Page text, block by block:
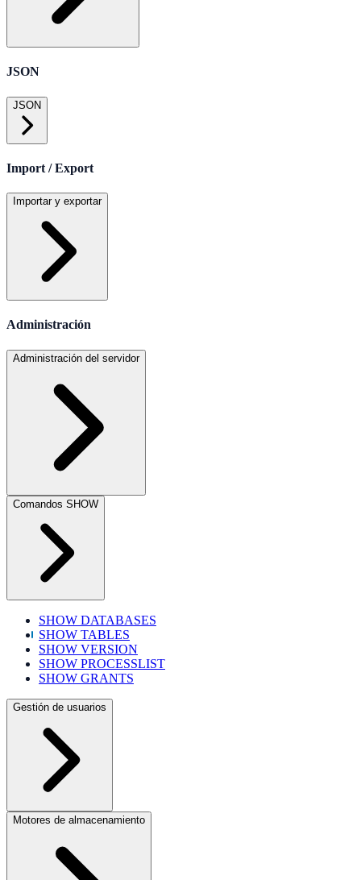
JSON
JSON
Import / Export
Importar y exportar
Administración
Administración del servidor
Comandos SHOW
SHOW DATABASES
SHOW TABLES
SHOW VERSION
SHOW PROCESSLIST
SHOW GRANTS
Gestión de usuarios
Motores de almacenamiento